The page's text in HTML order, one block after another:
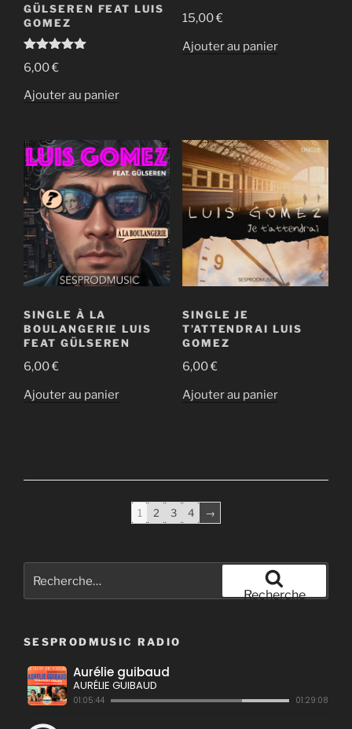
GÜLSEREN FEAT LUIS
GOMEZ
Note 5.00
sur 5
6,00€
Ajouter au panier
15,00€
Ajouter au panier
SINGLE À LA
BOULANGERIE LUIS
FEAT GÜLSEREN
6,00€
Ajouter au panier
SINGLE JE
T’ATTENDRAI LUIS
GOMEZ
6,00€
Ajouter au panier
1 2 3 4 →
Recherche
SESPRODMUSIC RADIO